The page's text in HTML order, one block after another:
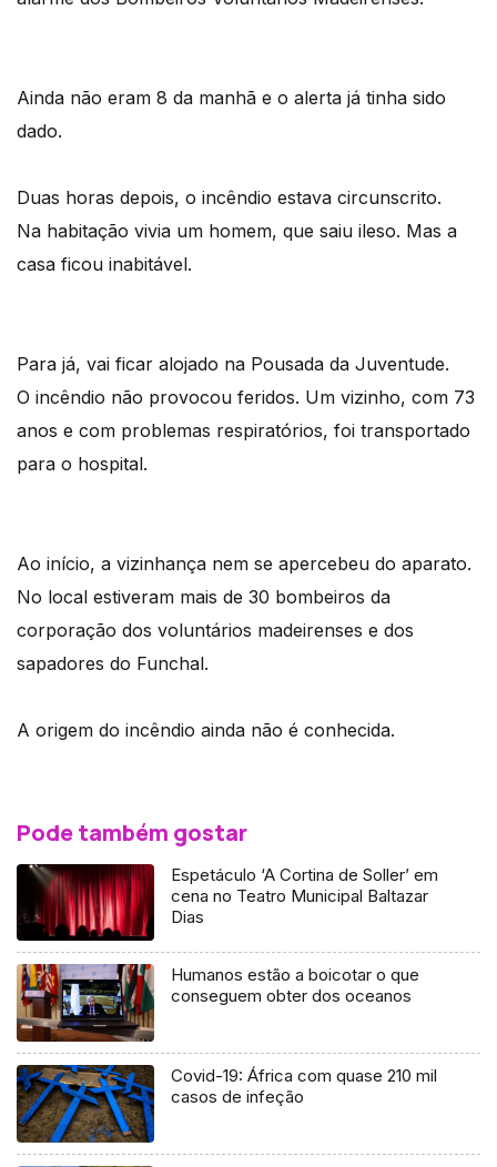
Ainda não eram 8 da manhã e o alerta já tinha sido
dado.
Duas horas depois, o incêndio estava circunscrito.
Na habitação vivia um homem, que saiu ileso. Mas a
casa ficou inabitável.
Para já, vai ficar alojado na Pousada da Juventude.
O incêndio não provocou feridos. Um vizinho, com 73
anos e com problemas respiratórios, foi transportado
para o hospital.
Ao início, a vizinhança nem se apercebeu do aparato.
No local estiveram mais de 30 bombeiros da
corporação dos voluntários madeirenses e dos
sapadores do Funchal.
A origem do incêndio ainda não é conhecida.
Pode também gostar
Espetáculo ‘A Cortina de Soller’ em
cena no Teatro Municipal Baltazar
Dias
Humanos estão a boicotar o que
conseguem obter dos oceanos
Covid-19: África com quase 210 mil
casos de infeção